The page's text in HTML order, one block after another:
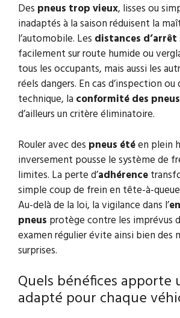
Des pneus trop vieux, lisses ou
inadaptés à la saison réduisent la
l’automobile. Les distances d’arrêt
facilement sur route humide ou
tous les occupants, mais aussi les
réels dangers. En cas d’inspection
technique, la conformité des pneus
d’ailleurs un critère éliminatoire.
Rouler avec des pneus étéen plein
inversement pousse le système de
limites. La perte d’adhérence
simple coup de frein en tête-à-
Au-delà de la loi, la vigilance dans l’
pneus protège contre les imprévus
examen régulier évite ainsi bien des
surprises.
Quels bénéfices apporte
adapté pour chaque